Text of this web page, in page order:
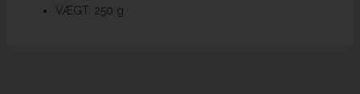
VÆGT: 250 g